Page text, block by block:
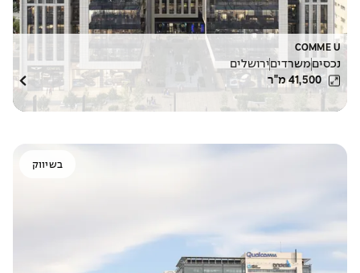
COMME U
נכסיםמשרדיםירושלים
41,500 מ"ר
בשיווק